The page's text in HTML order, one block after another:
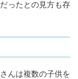
ったとの見方も存
んは複数の子供を